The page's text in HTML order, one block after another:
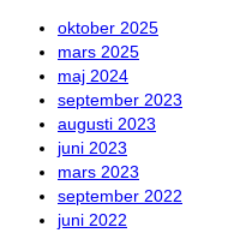
oktober 2025
mars 2025
maj 2024
september 2023
augusti 2023
juni 2023
mars 2023
september 2022
juni 2022